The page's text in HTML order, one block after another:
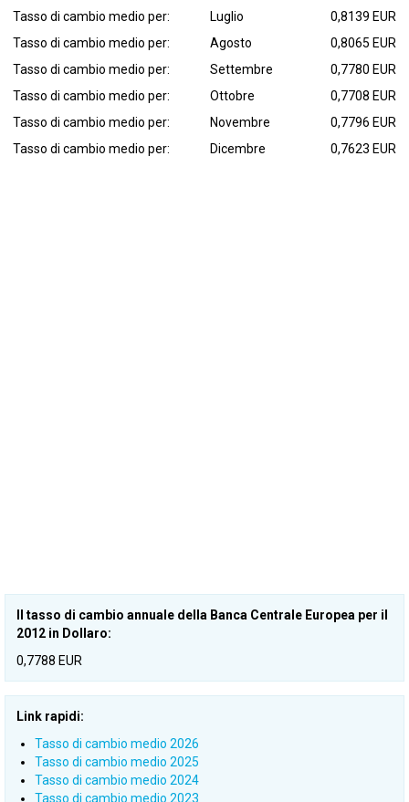
Tasso di cambio medio per:
Luglio
0,8139 EUR
Tasso di cambio medio per:
Agosto
0,8065 EUR
Tasso di cambio medio per:
Settembre
0,7780 EUR
Tasso di cambio medio per:
Ottobre
0,7708 EUR
Tasso di cambio medio per:
Novembre
0,7796 EUR
Tasso di cambio medio per:
Dicembre 0,7623 EUR
Il tasso di cambio annuale della Banca Centrale Europea per il
2012 in Dollaro:
0,7788 EUR
Link rapidi:
Tasso di cambio medio 2026
Tasso di cambio medio 2025
Tasso di cambio medio 2024
Tasso di cambio medio 2023